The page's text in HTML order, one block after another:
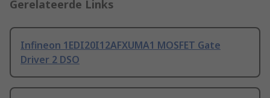
Gerelateerde Links
Infineon 1EDI20I12AFXUMA1 MOSFET Gate
Driver 2 DSO